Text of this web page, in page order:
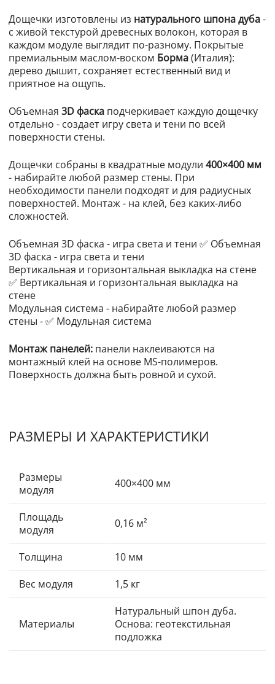
Дощечки изготовлены из натурального шпона дуба-
с живой текстурой древесных волокон, которая в
каждом модуле выглядит по-разному. Покрытые
премиальным маслом-воском Борма(Италия):
дерево дышит, сохраняет естественный вид и
приятное на ощупь.
Объемная 3D фаска подчеркивает каждую дощечку
отдельно - создает игру света и тени по всей
поверхности стены.
Дощечки собраны в квадратные модули 400×400 мм
- набирайте любой размер стены. При
необходимости панели подходят и для радиусных
поверхностей. Монтаж - на клей, без каких-либо
сложностей.
Объемная 3D фаска - игра света и тени ✅ Объемная
3D фаска - игра света и тени
Вертикальная и горизонтальная выкладка на стене
✅ Вертикальная и горизонтальная выкладка на
стене
Модульная система - набирайте любой размер
стены - ✅ Модульная система
Монтаж панелей: панели наклеиваются на
монтажный клей на основе MS-полимеров.
Поверхность должна быть ровной и сухой.
РАЗМЕРЫ И ХАРАКТЕРИСТИКИ
Размеры
модуля
400×400 мм
Площадь
модуля
0,16 м²
Толщина
10 мм
Вес модуля
1,5 кг
Материалы
Натуральный шпон дуба.
Основа: геотекстильная
подложка